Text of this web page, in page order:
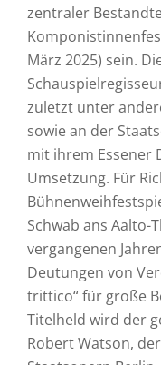
zentraler
März 2025) sein.
zuletzt unter
sowie an der
mit ihrem Essener
Umsetzung. Für
Schwab ans Aalto-
vergangenen
Deutungen von
trittico“ für große
Titelheld wird der
Robert Watson,